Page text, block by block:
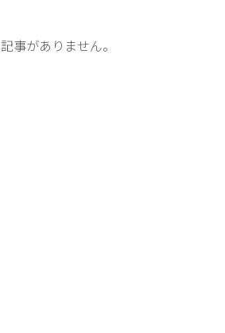
記事がありません。